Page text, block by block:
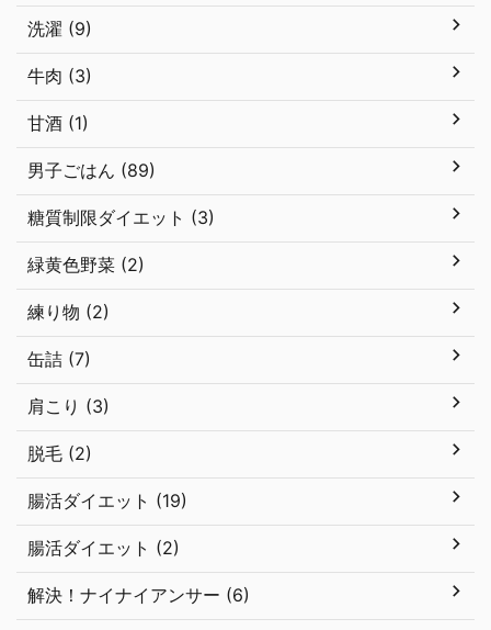
洗濯 (9)
牛肉 (3)
甘酒 (1)
男子ごはん (89)
糖質制限ダイエット (3)
緑黄色野菜 (2)
練り物 (2)
缶詰 (7)
肩こり (3)
脱毛 (2)
腸活ダイエット (19)
腸活ダイエット (2)
解決！ナイナイアンサー (6)